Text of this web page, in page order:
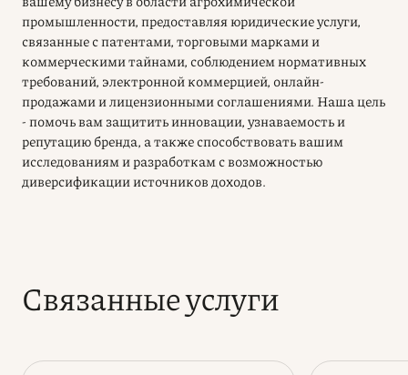
промышленности, предоставляя юридические услуги,
связанные с патентами, торговыми марками и
коммерческими тайнами, соблюдением нормативных
требований, электронной коммерцией, онлайн-
продажами и лицензионными соглашениями. Наша цель
- помочь вам защитить инновации, узнаваемость и
репутацию бренда, а также способствовать вашим
исследованиям и разработкам с возможностью
диверсификации источников доходов.
Связанные услуги